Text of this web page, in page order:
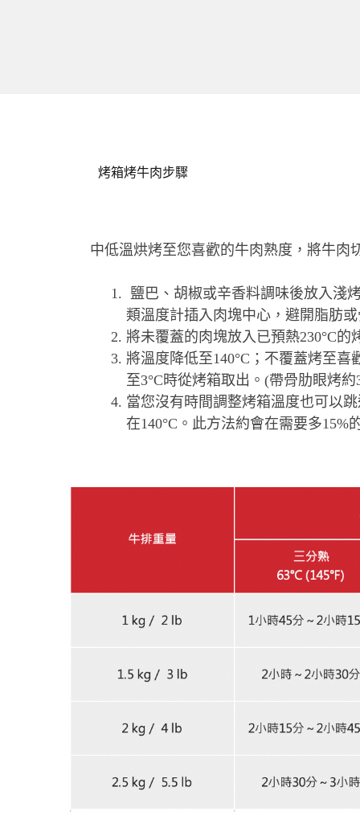
烤箱烤牛肉步驟
中低溫烘烤至您喜歡的牛肉熟度，將牛肉
鹽巴、胡椒或辛香料調味後放入淺
類溫度計插入肉塊中心，避開脂肪
將未覆蓋的肉塊放入已預熱230°C的
將溫度降低至140°C；不覆蓋烤至喜
至3°C時從烤箱取出。(帶骨肋眼烤約
當您沒有時間調整烤箱溫度也可以
在140°C。此方法約會在需要多15%